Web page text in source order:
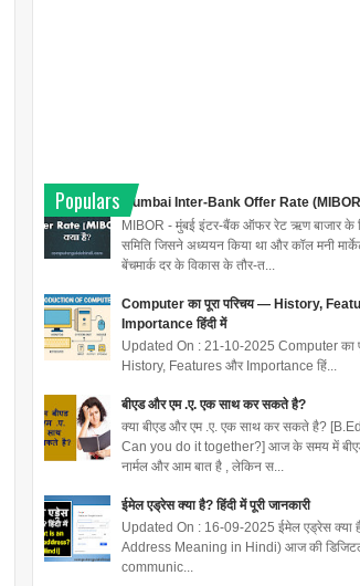
Populars
Mumbai Inter-Bank Offer Rate
MIBOR - मुंबई इंटर-बैंक ऑफर रेट ऋण बाजार के
समिति जिसने अध्ययन किया था और कॉल मनी
बेंचमार्क दर के विकास के तौर-त...
Computer का पूरा परिचय — History,
Importance हिंदी में
Updated On : 21-10-2025 Computer का
History, Features और Importance हिं...
बीएड और एम .ए. एक साथ कर सकते है?
क्या बीएड और एम .ए. एक साथ कर सकते है?
Can you do it together?] आज के समय में
नार्मल और आम बात है , लेकिन स...
ईमेल एड्रेस क्या है? हिंदी में पूरी जानकारी
Updated On : 16-09-2025 ईमेल एड्रेस क्या
Address Meaning in Hindi) आज की
communic...